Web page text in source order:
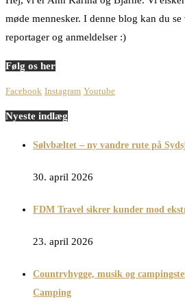
møde mennesker. I denne blog kan du
reportager og anmeldelser :)
Følg os her
Facebook Instagram Youtube
Nyeste indlæg
Sølvbæltet – ny vandre rute på
30. april 2026
FDM Travel sikrer kunder mod
23. april 2026
Countryhygge, musik og
Camping